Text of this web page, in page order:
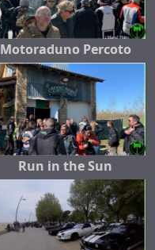
Motoraduno Percoto
Run in the Sun